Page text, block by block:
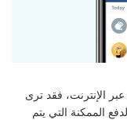
الإنترنت، فقد ترى
الممكنة التي يتم